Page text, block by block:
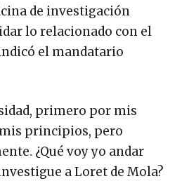
de investigación
lo relacionado con el
el mandatario
primero por mis
principios, pero
¿Qué voy yo andar
a Loret de Mola?